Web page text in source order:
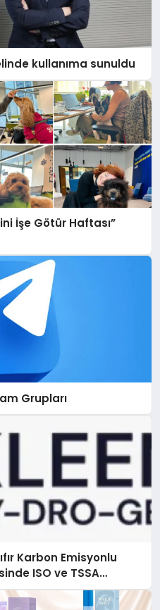
kullanıma sunuldu
İşe Götür Haftası”
Grupları
Karbon Emisyonlu
ISO ve TSSA